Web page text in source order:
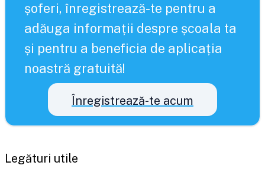
șoferi, înregistrează-te pentru a
adăuga informații despre școala ta
și pentru a beneficia de aplicația
noastră gratuită!
Înregistrează-te acum
Legături utile